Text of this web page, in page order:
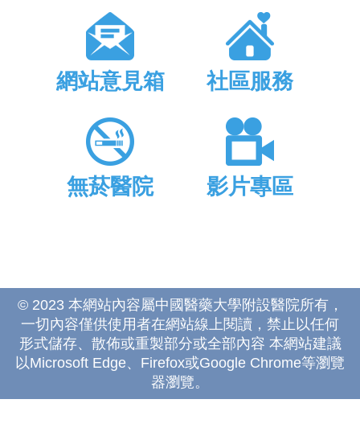
網站意見箱 社區服務
無菸醫院 影片專區
© 2023 本網站內容屬中國醫藥大學附設醫院所有，
一切內容僅供使用者在網站線上閱讀，禁止以任何
形式儲存、散佈或重製部分或全部內容 本網站建議
以Microsoft Edge、Firefox或Google Chrome等瀏覽
器瀏覽。